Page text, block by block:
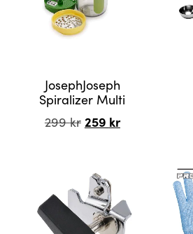
JosephJoseph
Spiralizer Multi
299kr Opprinnelig
259 krNåværende